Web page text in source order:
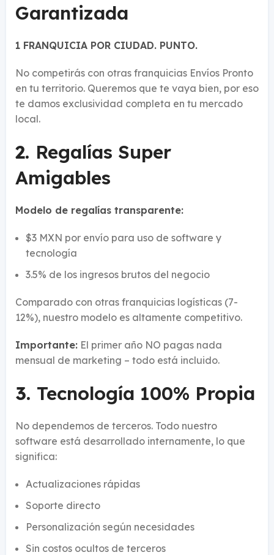
Garantizada
1 FRANQUICIA POR CIUDAD. PUNTO.
No competirás con otras franquicias Envíos Pronto
en tu territorio. Queremos que te vaya bien, por eso
te damos exclusividad completa en tu mercado
local.
2. Regalías Super
Amigables
Modelo de regalías transparente:
$3 MXN por envío para uso de software y
tecnología
3.5% de los ingresos brutos del negocio
Comparado con otras franquicias logísticas (7-
12%), nuestro modelo es altamente competitivo.
Importante: El primer año NO pagas nada
mensual de marketing – todo está incluido.
3. Tecnología 100% Propia
No dependemos de terceros. Todo nuestro
software está desarrollado internamente, lo que
significa:
Actualizaciones rápidas
Soporte directo
Personalización según necesidades
Sin costos ocultos de terceros